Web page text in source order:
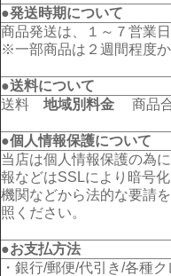
●発送時期について
商品発送は、１～７営業
※一部商品は２週間程度
●送料について
送料 地域別料金 商品合
●個人情報保護について
当店は個人情報保護の為
報などはSSLにより暗号
機関などから法的な要請
照ください。
●お支払方法
・銀行/郵便/代引き/各種